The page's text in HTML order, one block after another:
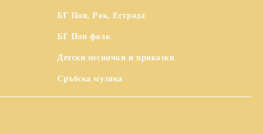
БГ Поп, Рок, Естрада
БГ Поп фолк
Детски песнички и приказки
Сръбска музика